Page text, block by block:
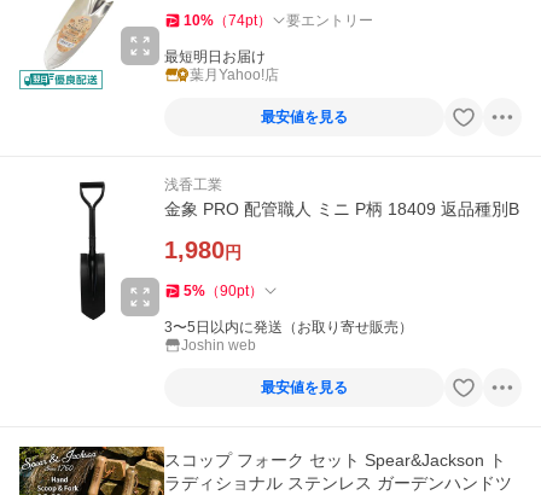
10% （74pt） 要エントリー
最短明日お届け
葉月Yahoo!店
最安値を見る
浅香工業
金象 PRO 配管職人 ミニ P柄 18409 返品種別B
1,980円
5% （90pt）
3〜5日以内に発送（お取り寄せ販売）
Joshin web
最安値を見る
スコップ フォーク セット Spear&Jackson ト
ラディショナル ステンレス ガーデンハンドツ